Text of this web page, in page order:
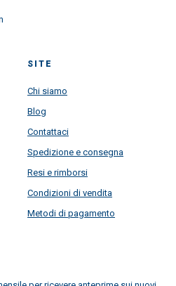
SITE
Chi siamo
Blog
Contattaci
Spedizione e consegna
Resi e rimborsi
Condizioni di vendita
Metodi di pagamento